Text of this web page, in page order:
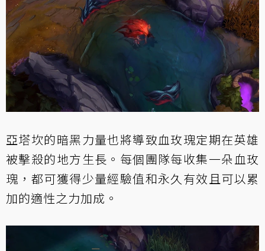
亞塔坎的暗黑力量也將導致血玫瑰定期在英雄
被擊殺的地方生長。每個團隊每收集一朵血玫
瑰，都可獲得少量經驗值和永久有效且可以累
加的適性之力加成。